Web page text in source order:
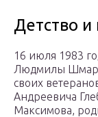
Детство и
16 июля 1983
Людмилы
своих
Андреевича
Максимова,